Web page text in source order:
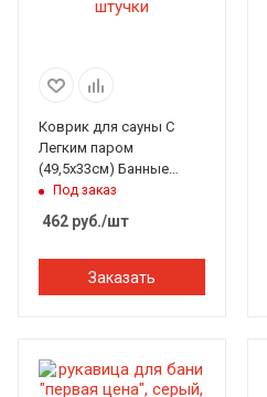
Коврик для сауны С
Легким паром
(49,5х33см) Банные
штучки
Под заказ
462 руб./шт
Заказать